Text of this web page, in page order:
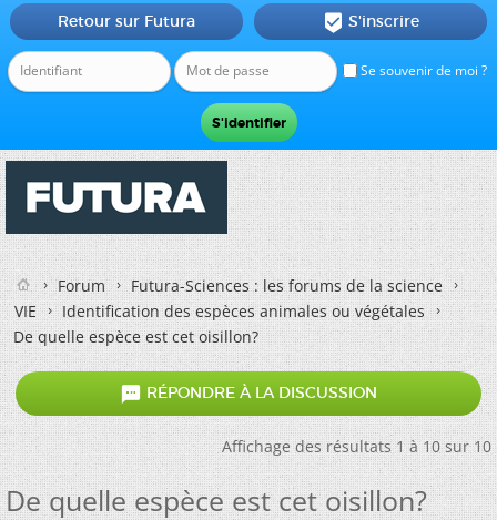
Se souvenir de moi ?
Retour sur Futura  S'inscrire
Forum
Futura-Sciences : les forums de la science
VIE
Identification des espèces animales ou végétales
De quelle espèce est cet oisillon?
 RÉPONDRE À LA DISCUSSION
Affichage des résultats 1 à 10 sur 10
De quelle espèce est cet oisillon?